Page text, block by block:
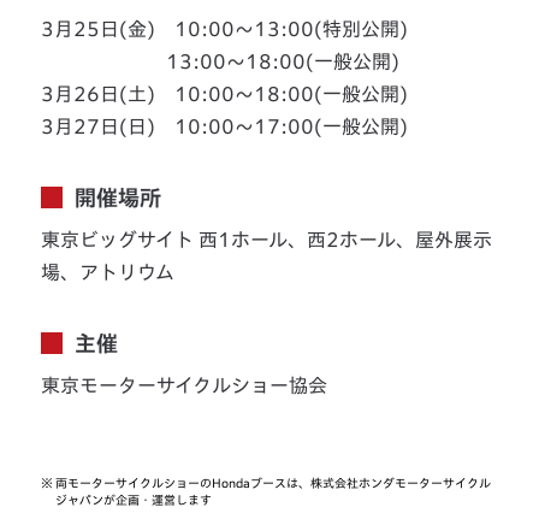
3月25日(金) 10:00〜13:00(特別公開)
13:00〜18:00(一般公開)
3月26日(土) 10:00〜18:00(一般公開)
3月27日(日) 10:00〜17:00(一般公開)
開催場所
東京ビッグサイト 西1ホール、西2ホール、屋外展示
場、アトリウム
主催
東京モーターサイクルショー協会
※ 両モーターサイクルショーのHondaブースは、株式会社ホンダモーターサイクル
ジャパンが企画・運営します